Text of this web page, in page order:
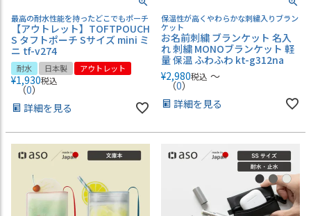
最高の耐水性能を持ったどこでもポーチ
【アウトレット】TOFTPOUCH
S タフトポーチ Sサイズ mini ミ
ニ tf-v274
耐水 日本製 アウトレット
¥1,930税込
（0）
詳細を見る
保温性が高くやわらかな刺繍入りブラン
ケット
お名前刺繍 ブランケット 名入
れ 刺繍 MONOブランケット 軽
量 保温 ふわふわ kt-g312na
¥2,980税込 〜
（0）
詳細を見る